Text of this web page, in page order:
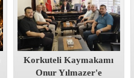
Korkuteli Kaymakamı
Onur Yılmazer'e